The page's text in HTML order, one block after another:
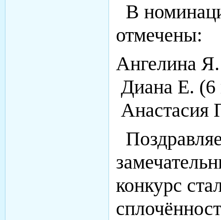
В
отмечены:
Ангелина
Диана Е.
конкурс